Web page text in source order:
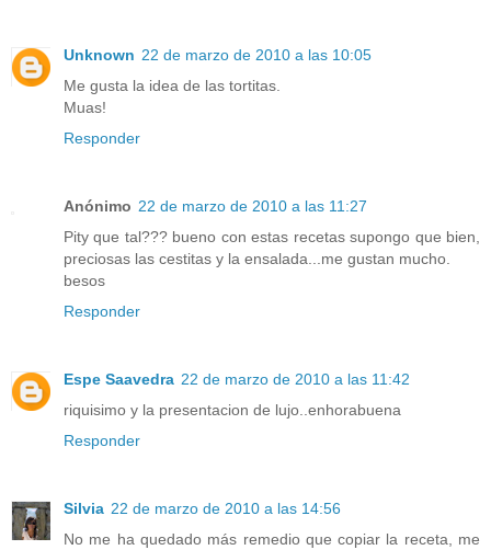
Unknown 22 de marzo de 2010 a las 10:05
Me gusta la idea de las tortitas.
Muas!
Responder
Anónimo 22 de marzo de 2010 a las 11:27
Pity que tal??? bueno con estas recetas supongo que bien,
preciosas las cestitas y la ensalada...me gustan mucho.
besos
Responder
Espe Saavedra 22 de marzo de 2010 a las 11:42
riquisimo y la presentacion de lujo..enhorabuena
Responder
Silvia 22 de marzo de 2010 a las 14:56
No me ha quedado más remedio que copiar la receta, me